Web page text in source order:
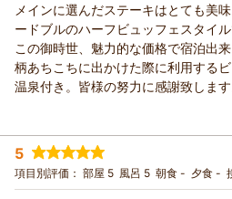
またのご来館を心よりお待ち申し上
ホテル・フロラシオン那須からの返信
平素は格別のご愛顧を賜り、厚く
先般はホテル・フロラシオン那須
心より感謝申し上げます。
私共では、お部屋の空き状況により
この度のご滞在でもご満足いただい
ます。
今後も皆様に快適なサービスをご提
同、努めて参ります。
メインに選んだステーキはとても美
ードブルのハーフビュッフェスタイ
この御時世、魅力的な価格で宿泊出
柄あちこちに出かけた際に利用する
温泉付き。皆様の努力に感謝致しま
うに記憶してましたが、自分の思い
ったです。今回は生憎の天候でした
ましたら、木々に雨露が付き、森の
でくれる。雨天ならではの一時を感
日にピッタリなホテルでした。また
宿泊時期： 2026年07月宿泊 (夫婦旅行)
投稿者： アウさん
宿泊プラン： 【初夏のサイドメニュービュ
溢れる肉汁の黒毛和牛ステーキ至福ダブル
5
項目別評価： 部屋 5 風呂 5 朝食 - 夕食 -